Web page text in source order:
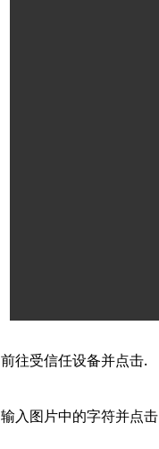
前往受信任设备并点击.
输入图片中的字符并点击